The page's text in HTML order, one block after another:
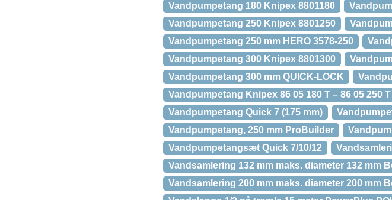
Vandpumpetang 180 Knipex 8801180
Vandpumpetang 250 Knipex 8801250
Vandpumpetang 250 mm HERO 3578-250
Vandpumpetang 300 Knipex 8801300
Vandpumpetang 300 mm QUICK-LOCK
Vandpumpetang Knipex 86 05 180 T – 86 05 250 T
Vandpumpetang Quick 7 (175 mm)
Vandpumpetang, 250 mm ProBuilder
Vandpumpetangsæt Quick 7/10/12
Vandsamlering 132 mm maks. diameter 132 mm
Vandsamlering 200 mm maks. diameter 200 mm